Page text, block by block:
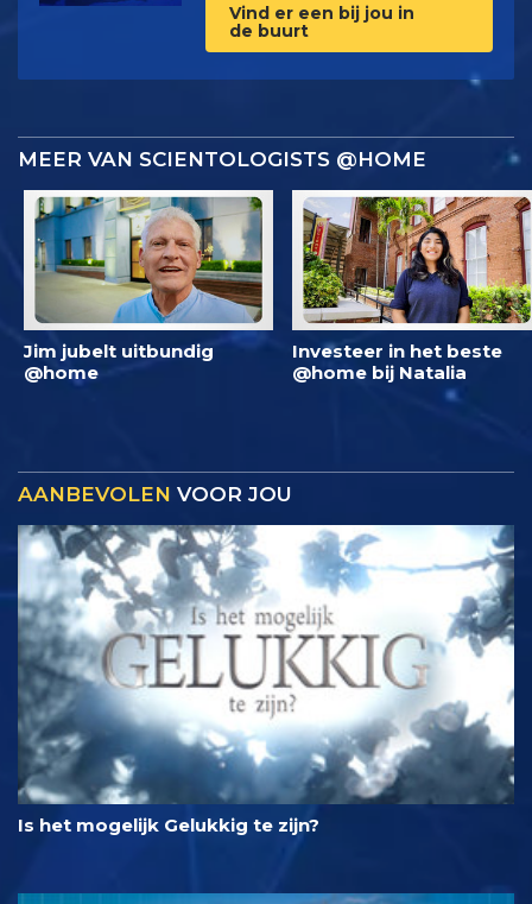
Vind er een bij jou in
de buurt
MEER VAN SCIENTOLOGISTS @HOME
Jim jubelt uitbundig
@home
Investeer in het beste
@home bij Natalia
AANBEVOLEN VOOR JOU
Is het mogelijk Gelukkig te zijn?